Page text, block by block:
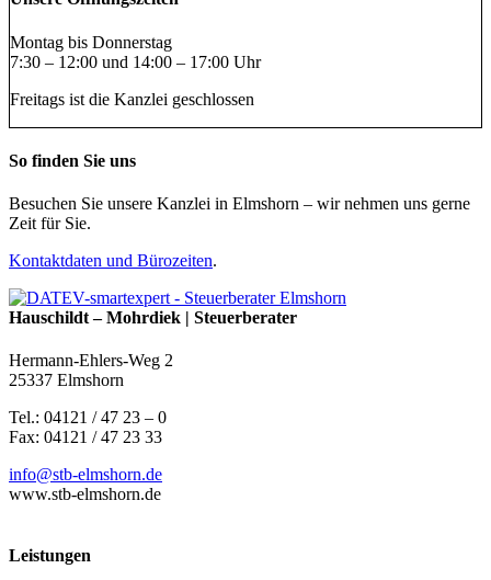
Montag bis Donnerstag
7:30 – 12:00 und 14:00 – 17:00 Uhr
Freitags ist die Kanzlei geschlossen
So finden Sie uns
Besuchen Sie unsere Kanzlei in Elmshorn – wir nehmen uns gerne
Zeit für Sie.
Kontaktdaten und Bürozeiten.
Hauschildt – Mohrdiek | Steuerberater
Hermann-Ehlers-Weg 2
25337 Elmshorn
Tel.: 04121 / 47 23 – 0
Fax: 04121 / 47 23 33
info@stb-elmshorn.de
www.stb-elmshorn.de
Leistungen